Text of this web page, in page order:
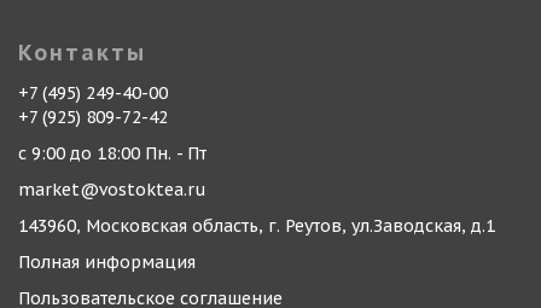
Контакты
+7 (495) 249-40-00
+7 (925) 809-72-42
с 9:00 до 18:00 Пн. - Пт
market@vostoktea.ru
143960, Московская область, г. Реутов, ул.Заводская, д.1
Полная информация
Пользовательское соглашение